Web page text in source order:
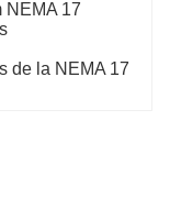
NEMA 17
de la NEMA 17